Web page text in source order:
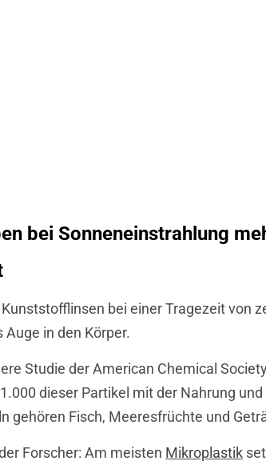
bei Sonneneinstrahlung
bei einer Tragezeit von
in den Körper.
Studie der American Chemical
dieser Partikel mit der Nahrung
gehören Fisch, Meeresfrüchte und
Forscher: Am meisten Mikroplastik